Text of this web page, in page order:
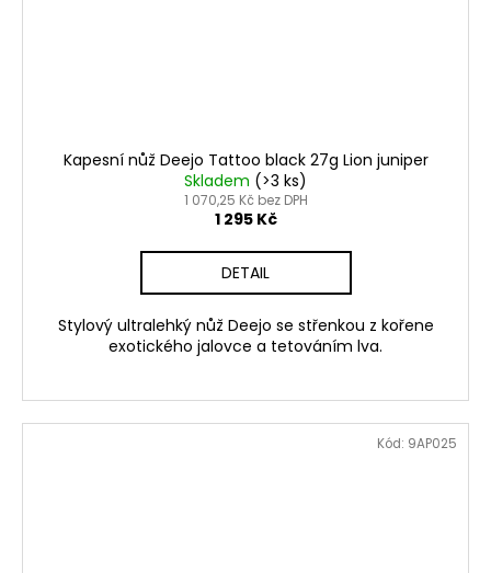
Kapesní nůž Deejo Tattoo black 27g Lion juniper
Skladem (>3 ks)
1 070,25 Kč bez DPH
1 295 Kč
DETAIL
Stylový ultralehký nůž Deejo se střenkou z kořene
exotického jalovce a tetováním lva.
Kód: 9AP025